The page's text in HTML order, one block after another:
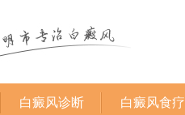
白癜风诊断 白癜风食疗